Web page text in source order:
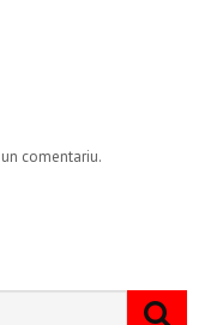
comentariu.